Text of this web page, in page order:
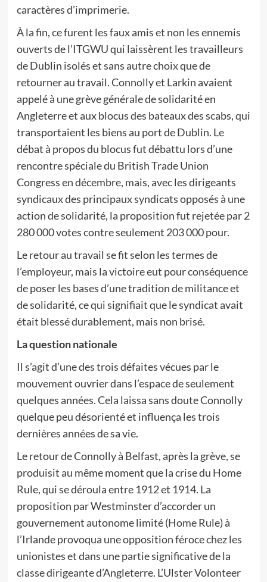
caractères d’imprimerie.
À la fin, ce furent les faux amis et non les ennemis
ouverts de l’ITGWU qui laissèrent les travailleurs
de Dublin isolés et sans autre choix que de
retourner au travail. Connolly et Larkin avaient
appelé à une grève générale de solidarité en
Angleterre et aux blocus des bateaux des scabs, qui
transportaient les biens au port de Dublin. Le
débat à propos du blocus fut débattu lors d’une
rencontre spéciale du British Trade Union
Congress en décembre, mais, avec les dirigeants
syndicaux des principaux syndicats opposés à une
action de solidarité, la proposition fut rejetée par 2
280 000 votes contre seulement 203 000 pour.
Le retour au travail se fit selon les termes de
l’employeur, mais la victoire eut pour conséquence
de poser les bases d’une tradition de militance et
de solidarité, ce qui signifiait que le syndicat avait
était blessé durablement, mais non brisé.
La question nationale
Il s’agit d’une des trois défaites vécues par le
mouvement ouvrier dans l’espace de seulement
quelques années. Cela laissa sans doute Connolly
quelque peu désorienté et influença les trois
dernières années de sa vie.
Le retour de Connolly à Belfast, après la grève, se
produisit au même moment que la crise du Home
Rule, qui se déroula entre 1912 et 1914. La
proposition par Westminster d’accorder un
gouvernement autonome limité (Home Rule) à
l’Irlande provoqua une opposition féroce chez les
unionistes et dans une partie significative de la
classe dirigeante d’Angleterre. L’Ulster Volonteer